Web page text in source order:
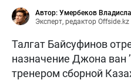
Автор: Умербеков
Эксперт, редактор Offside.kz
Талгат Байсуфинов
назначение Джона ван
тренером сборной